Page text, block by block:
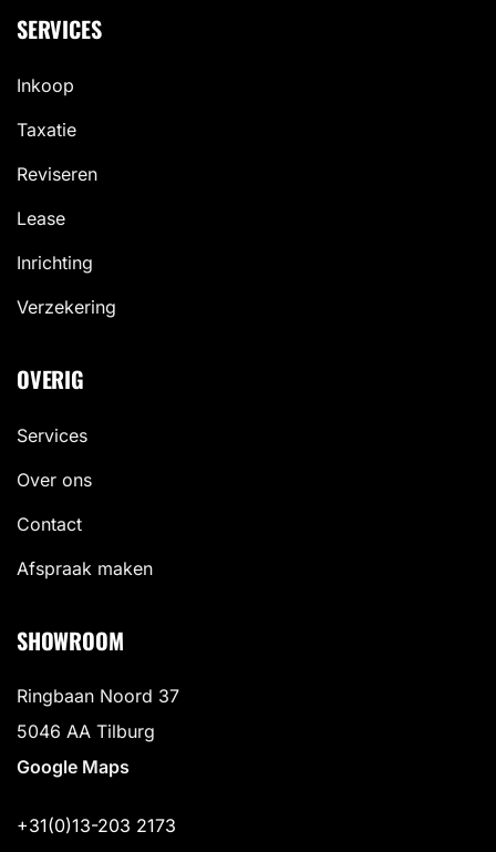
SERVICES
Inkoop
Taxatie
Reviseren
Lease
Inrichting
Verzekering
OVERIG
Services
Over ons
Contact
Afspraak maken
SHOWROOM
Ringbaan Noord 37
5046 AA Tilburg
Google Maps
+31(0)13-203 2173